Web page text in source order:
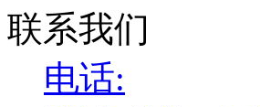
联系我们
电话: